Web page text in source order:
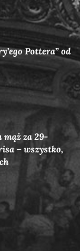
Pottera” od
mąż za 29-
– wszystko,